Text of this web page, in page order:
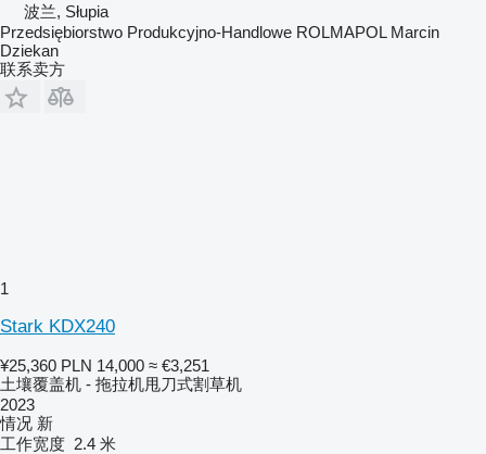
波兰, Słupia
Przedsiębiorstwo Produkcyjno-Handlowe ROLMAPOL Marcin
Dziekan
联系卖方
1
Stark KDX240
¥25,360 PLN 14,000 ≈ €3,251
土壤覆盖机 - 拖拉机甩刀式割草机
2023
情况 新
工作宽度 2.4 米